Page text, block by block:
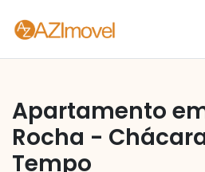
Apartamento
Rocha -
Tempo